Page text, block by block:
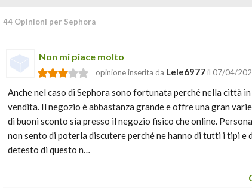
44 Opinioni per Sephora
Non mi piace molto
opinione inserita da Lele6977il 07/04/
Anche nel caso di Sephora sono fortunata perché nella città
vendita. Il negozio è abbastanza grande e offre una gran
di buoni sconto sia presso il negozio fisico che online.
non sento di poterla discutere perché ne hanno di tutti i tipi e
detesto di questo n…